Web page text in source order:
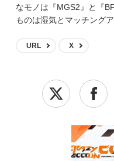
なモノは『MGS2』と『
ものは湿気とマッチングア
URL X